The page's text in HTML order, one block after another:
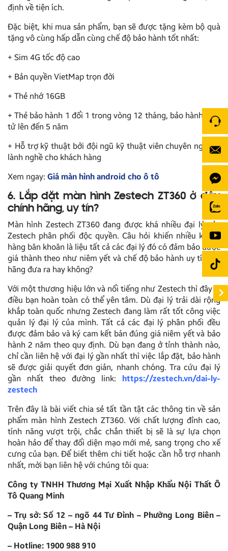
định về tiện ích.
Đặc biệt, khi mua sản phẩm, bạn sẽ được tặng kèm bộ quà
tặng vô cùng hấp dẫn cùng chế độ bảo hành tốt nhất:
+ Sim 4G tốc độ cao
+ Bản quyền VietMap trọn đời
+ Thẻ nhớ 16GB
+ Thẻ bảo hành 1 đổi 1 trong vòng 12 tháng, bảo hành điện
tử lên đến 5 năm
+ Hỗ trợ kỹ thuật bởi đội ngũ kỹ thuật viên chuyên nghiệp,
lành nghề cho khách hàng
Xem ngay: Giá màn hình android cho ô tô
6. Lắp đặt màn hình Zestech ZT360 ở đâu
chính hãng, uy tín?
Màn hình Zestech ZT360 đang được khá nhiều đại lý của
Zestech phân phối độc quyền. Câu hỏi khiến nhiều khách
hàng băn khoăn là liệu tất cả các đại lý đó có đảm bảo được
giá thành theo như niêm yết và chế độ bảo hành uy tín mà
hãng đưa ra hay không?
Với một thương hiệu lớn và nổi tiếng như Zestech thì đây là
điều bạn hoàn toàn có thể yên tâm. Dù đại lý trải dài rộng
khắp toàn quốc nhưng Zestech đang làm rất tốt công việc
quản lý đại lý của mình. Tất cả các đại lý phân phối đều
được đảm bảo và ký cam kết bán đúng giá niêm yết và bảo
hành 2 năm theo quy định. Dù bạn đang ở tỉnh thành nào,
chỉ cần liên hệ với đại lý gần nhất thì việc lắp đặt, bảo hành
sẽ được giải quyết đơn giản, nhanh chóng. Tra cứu đại lý
gần nhất theo đường link: https://zestech.vn/dai-ly-
zestech
Trên đây là bài viết chia sẻ tất tần tật các thông tin về sản
phẩm màn hình Zestech ZT360. Với chất lượng đỉnh cao,
tính năng vượt trội, chắc chắn thiết bị sẽ là sự lựa chọn
hoàn hảo để thay đổi diện mạo mới mẻ, sang trọng cho xế
cưng của bạn. Để biết thêm chi tiết hoặc cần hỗ trợ nhanh
nhất, mời bạn liên hệ với chúng tôi qua:
Công ty TNHH Thương Mại Xuất Nhập Khẩu Nội Thất Ô
Tô Quang Minh
– Trụ sở: Số 12 – ngõ 44 Tư Đình – Phường Long Biên –
Quận Long Biên – Hà Nội
– Hotline: 1900 988 910